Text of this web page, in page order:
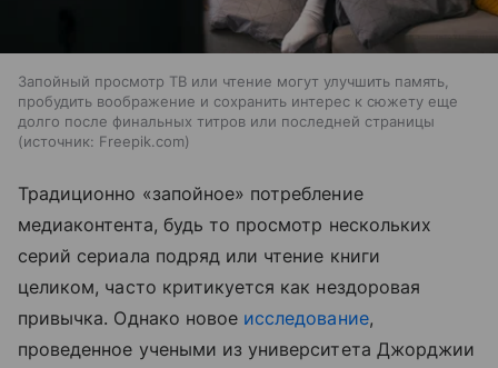
Запойный просмотр ТВ или чтение могут улучшить память,
пробудить воображение и сохранить интерес к сюжету еще
долго после финальных титров или последней страницы
источник: Freepik.com
Традиционно «запойное» потребление
медиаконтента, будь то просмотр нескольких
серий сериала подряд или чтение книги
целиком, часто критикуется как нездоровая
привычка. Однако новое исследование,
проведенное учеными из университета Джорджии